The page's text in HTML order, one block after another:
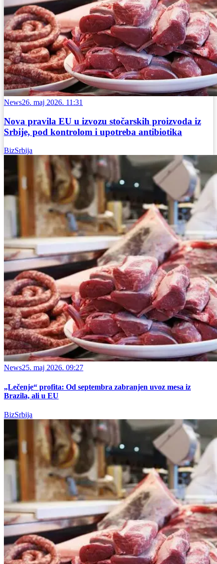
News26. maj 2026. 11:31
Nova pravila EU u izvozu stočarskih proizvoda iz
Srbije, pod kontrolom i upotreba antibiotika
BizSrbija
News25. maj 2026. 09:27
„Lečenje“ profita: Od septembra zabranjen uvoz mesa iz
Brazila, ali u EU
BizSrbija